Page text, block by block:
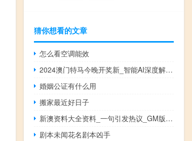
猜你想看的文章
怎么看空调能效
2024澳门特马今晚开奖新_智能AI深度解析_百度大脑版A12.26.286
婚姻公证有什么用
搬家最近好日子
新澳资料大全资料_一句引发热议_GM版v69.07.09
剧本未闻花名剧本凶手